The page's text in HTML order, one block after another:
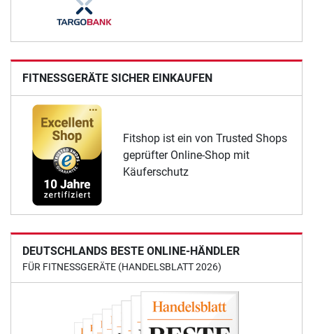
FITNESSGERÄTE SICHER EINKAUFEN
Fitshop ist ein von Trusted Shops
geprüfter Online-Shop mit
Käuferschutz
DEUTSCHLANDS BESTE ONLINE-HÄNDLER
FÜR FITNESSGERÄTE (HANDELSBLATT 2026)